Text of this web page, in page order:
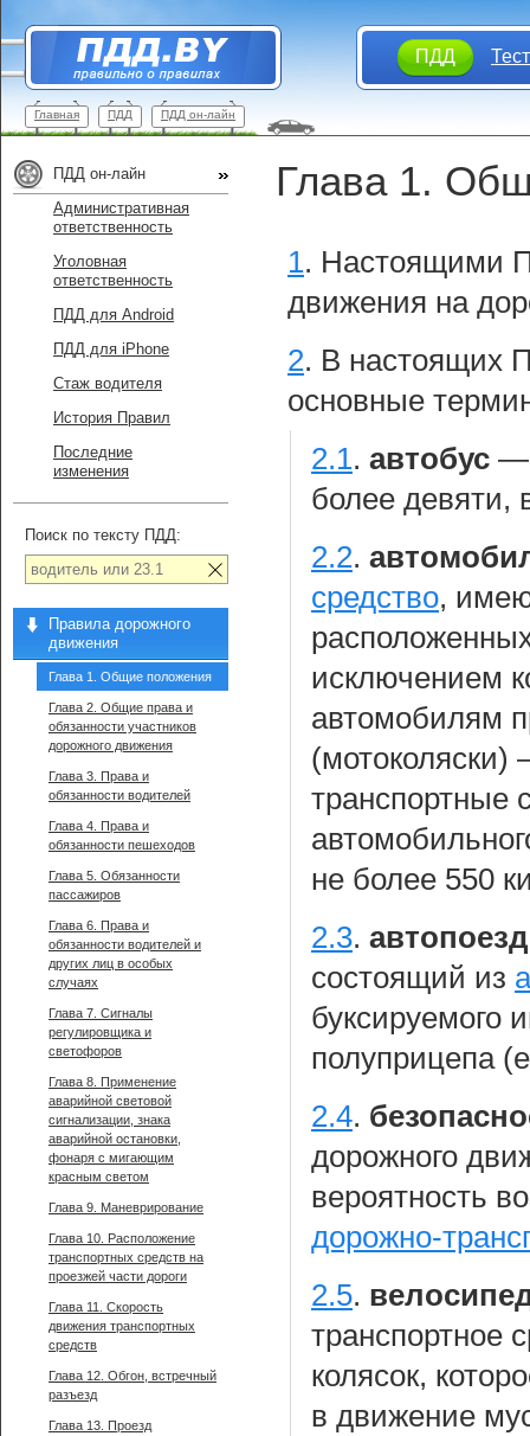
ПДД
Главная ПДД ПДД он-лайн
Глава 1.
1. Настоящими
движения на
2. В настоящих
основные
2.1. автобус
более девяти,
2.2.
средство,
исключением
автомобилям
(мотоколяски)
транспортные
не более 550
2.3. автопоезд
состоящий из
буксируемого
полуприцепа
2.4.
дорожного
вероятность
дорожно-
2.5.
транспортное
колясок,
в движение
ПДД он-лайн
Административная
ответственность
Уголовная
ответственность
ПДД для Android
ПДД для iPhone
Стаж водителя
История Правил
Последние
изменения
Поиск по тексту ПДД:
Правила дорожного
движения
Глава 1. Общие положения
Глава 2. Общие права и
обязанности участников
дорожного движения
Глава 3. Права и
обязанности водителей
Глава 4. Права и
обязанности пешеходов
Глава 5. Обязанности
пассажиров
Глава 6. Права и
обязанности водителей и
других лиц в особых
случаях
Глава 7. Сигналы
регулировщика и
светофоров
Глава 8. Применение
аварийной световой
сигнализации, знака
аварийной остановки,
фонаря с мигающим
красным светом
Глава 9. Маневрирование
Глава 10. Расположение
транспортных средств на
проезжей части дороги
Глава 11. Скорость
движения транспортных
средств
Глава 12. Обгон, встречный
разъезд
Глава 13. Проезд